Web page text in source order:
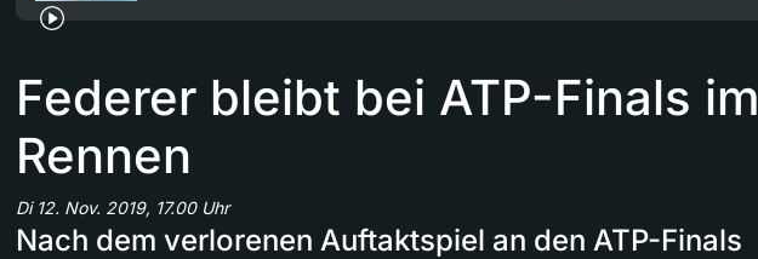
Federer bleibt bei ATP-Finals im
Rennen
Di 12. Nov. 2019, 17.00 Uhr
Nach dem verlorenen Auftaktspiel an den ATP-Finals